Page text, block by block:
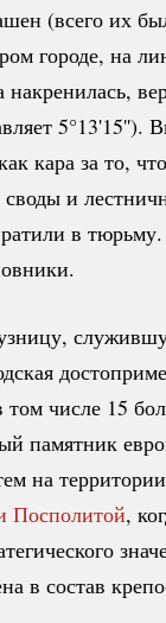
(всего их
городе, на
5°13'15'').
кара за то,
и
в
числе 15
памятник
на
Посполитой,
в состав